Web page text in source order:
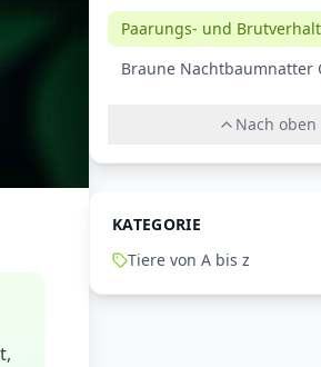
Paarungs- und
Braune Nachtbaumnatter
Nach oben
KATEGORIE
Tiere von A bis z